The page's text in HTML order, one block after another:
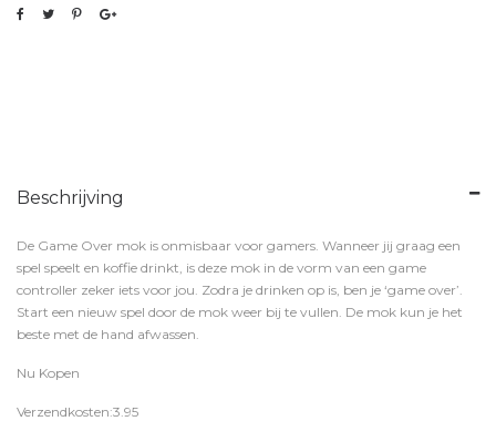
Beschrijving
De Game Over mok is onmisbaar voor gamers. Wanneer jij graag een
spel speelt en koffie drinkt, is deze mok in de vorm van een game
controller zeker iets voor jou. Zodra je drinken op is, ben je ‘game over’.
Start een nieuw spel door de mok weer bij te vullen. De mok kun je het
beste met de hand afwassen.
Nu Kopen
Verzendkosten:3.95